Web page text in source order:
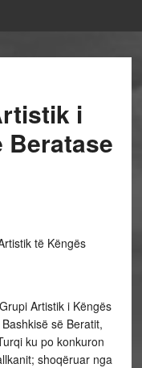
i
Beratase
të Këngës
Artistik i Këngës
së Beratit,
ku po konkuron
shoqëruar nga